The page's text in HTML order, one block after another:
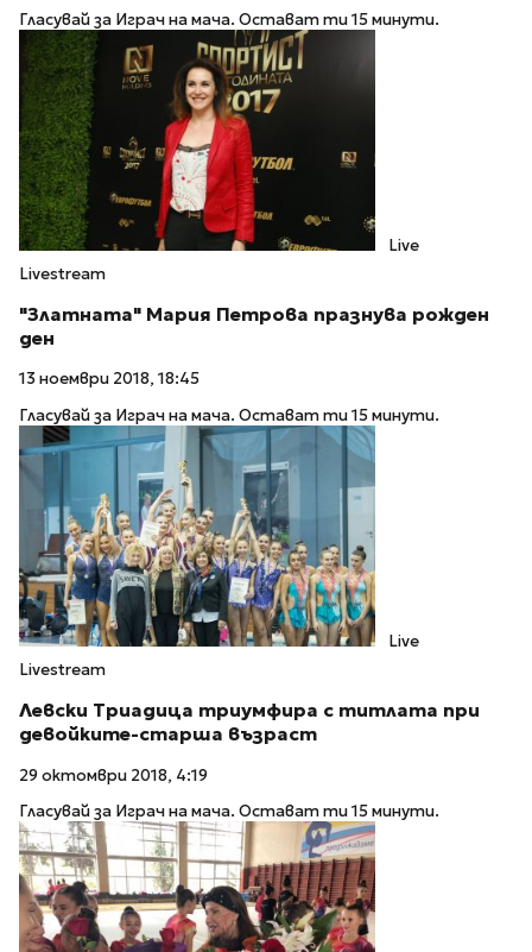
Гласувай за Играч на мача. Остават ти 15 минути.
Live
Livestream
"Златната" Мария Петрова празнува рожден
ден
13 ноември 2018, 18:45
Гласувай за Играч на мача. Остават ти 15 минути.
Live
Livestream
Левски Триадица триумфира с титлата при
девойките-старша възраст
29 октомври 2018, 4:19
Гласувай за Играч на мача. Остават ти 15 минути.